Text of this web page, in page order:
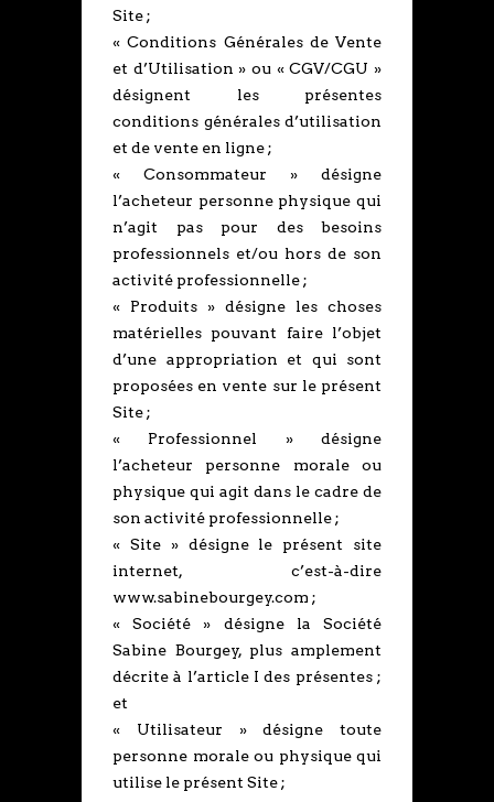
Site ;
« Conditions Générales de Vente
et d’Utilisation » ou « CGV/CGU »
désignent les présentes
conditions générales d’utilisation
et de vente en ligne ;
« Consommateur » désigne
l’acheteur personne physique qui
n’agit pas pour des besoins
professionnels et/ou hors de son
activité professionnelle ;
« Produits » désigne les choses
matérielles pouvant faire l’objet
d’une appropriation et qui sont
proposées en vente sur le présent
Site ;
« Professionnel » désigne
l’acheteur personne morale ou
physique qui agit dans le cadre de
son activité professionnelle ;
« Site » désigne le présent site
internet, c’est-à-dire
www.sabinebourgey.com ;
« Société » désigne la Société
Sabine Bourgey, plus amplement
décrite à l’article I des présentes ;
et
« Utilisateur » désigne toute
personne morale ou physique qui
utilise le présent Site ;